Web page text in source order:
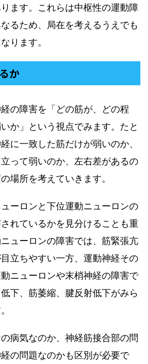
ます。これらは中枢性の運動障
るため、局在を考えるうえでも
ります。
か
の障害を「どの筋が、どの程
か」という視点でみます。たと
に一致した筋だけが弱いのか、
って弱いのか、左右差があるの
場所を考えていきます。
ーロンと下位運動ニューロンの
れているかを見分けることも重
ューロンの障害では、筋緊張亢
立ちやすい一方、運動神経その
ニューロンや末梢神経の障害で
下、筋萎縮、腱反射低下がみら
病気なのか、神経筋接合部の問
の問題なのかも区別が必要で